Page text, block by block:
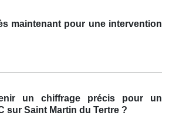
maintenant pour une intervention
un chiffrage précis pour un
sur Saint Martin du Tertre ?